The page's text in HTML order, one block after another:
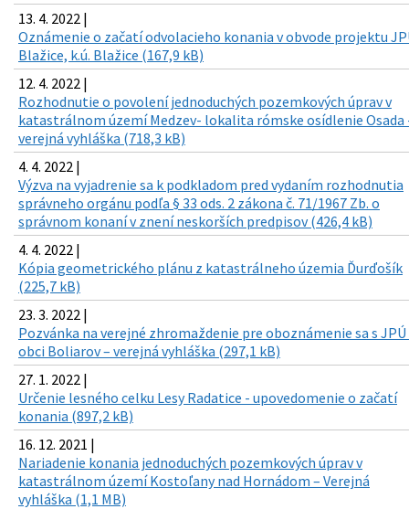
13. 4. 2022 |
Oznámenie o začatí odvolacieho konania v obvode projektu
Blažice, k.ú. Blažice (167,9 kB)
12. 4. 2022 |
Rozhodnutie o povolení jednoduchých pozemkových úprav v
katastrálnom území Medzev- lokalita rómske osídlenie Osada
verejná vyhláška (718,3 kB)
4. 4. 2022 |
Výzva na vyjadrenie sa k podkladom pred vydaním rozhodnutia
správneho orgánu podľa § 33 ods. 2 zákona č. 71/1967 Zb. o
správnom konaní v znení neskorších predpisov (426,4 kB)
4. 4. 2022 |
Kópia geometrického plánu z katastrálneho územia Ďurďošík
(225,7 kB)
23. 3. 2022 |
Pozvánka na verejné zhromaždenie pre oboznámenie sa s JPÚ
obci Boliarov – verejná vyhláška (297,1 kB)
27. 1. 2022 |
Určenie lesného celku Lesy Radatice - upovedomenie o začatí
konania (897,2 kB)
16. 12. 2021 |
Nariadenie konania jednoduchých pozemkových úprav v
katastrálnom území Kostoľany nad Hornádom – Verejná
vyhláška (1,1 MB)